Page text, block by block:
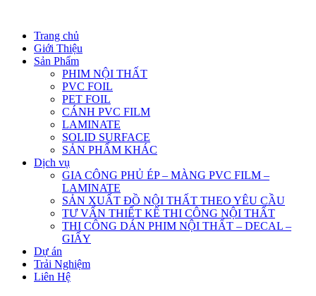
Trang chủ
Giới Thiệu
Sản Phẩm
PHIM NỘI THẤT
PVC FOIL
PET FOIL
CÁNH PVC FILM
LAMINATE
SOLID SURFACE
SẢN PHẨM KHÁC
Dịch vụ
GIA CÔNG PHỦ ÉP – MÀNG PVC FILM –
LAMINATE
SẢN XUẤT ĐỒ NỘI THẤT THEO YÊU CẦU
TƯ VẤN THIẾT KẾ THI CÔNG NỘI THẤT
THI CÔNG DÁN PHIM NỘI THẤT – DECAL –
GIẤY
Dự án
Trải Nghiệm
Liên Hệ